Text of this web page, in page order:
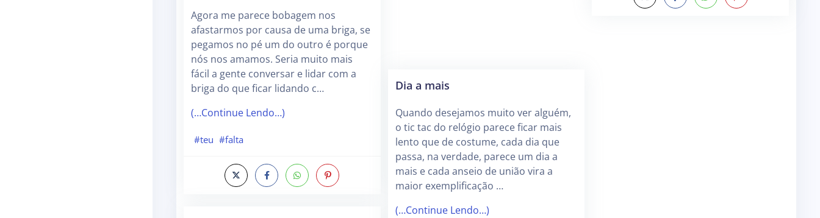
Agora me parece bobagem nos
afastarmos por causa de uma briga, se
pegamos no pé um do outro é porque
nós nos amamos. Seria muito mais
fácil a gente conversar e lidar com a
briga do que ficar lidando c…
(…Continue Lendo…)
#teu #falta
Dia a mais
Quando desejamos muito ver alguém,
o tic tac do relógio parece ficar mais
lento que de costume, cada dia que
passa, na verdade, parece um dia a
mais e cada anseio de união vira a
maior exemplificação …
(…Continue Lendo…)